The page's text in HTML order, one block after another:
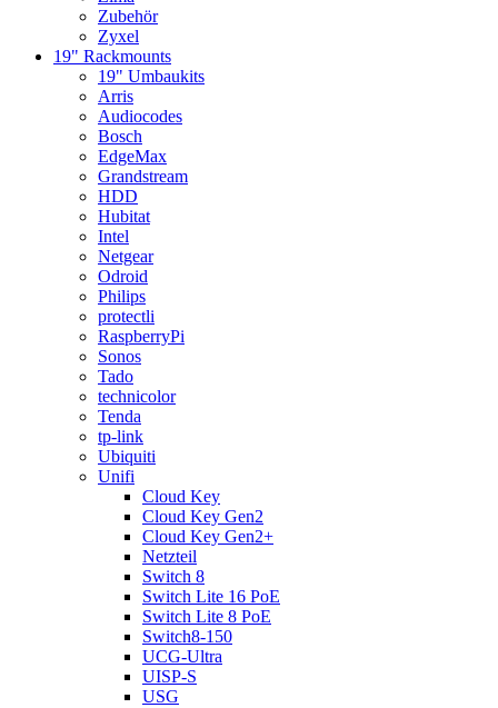
Zubehör
Zyxel
19" Rackmounts
19" Umbaukits
Arris
Audiocodes
Bosch
EdgeMax
Grandstream
HDD
Hubitat
Intel
Netgear
Odroid
Philips
protectli
RaspberryPi
Sonos
Tado
technicolor
Tenda
tp-link
Ubiquiti
Unifi
Cloud Key
Cloud Key Gen2
Cloud Key Gen2+
Netzteil
Switch 8
Switch Lite 16 PoE
Switch Lite 8 PoE
Switch8-150
UCG-Ultra
UISP-S
USG